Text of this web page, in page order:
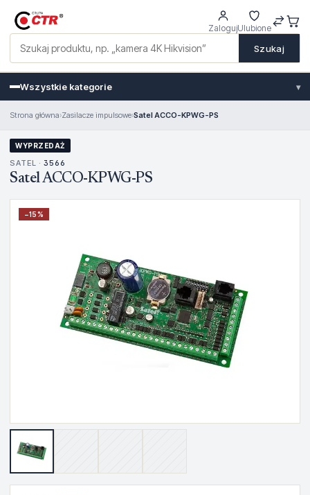
Szukaj
ZalogujUlubione
Wszystkie kategorie ▾
Strona główna›Zasilacze impulsowe›Satel ACCO-KPWG-PS
WYPRZEDAŻ
SATEL · 3566
Satel ACCO-KPWG-PS
−15%